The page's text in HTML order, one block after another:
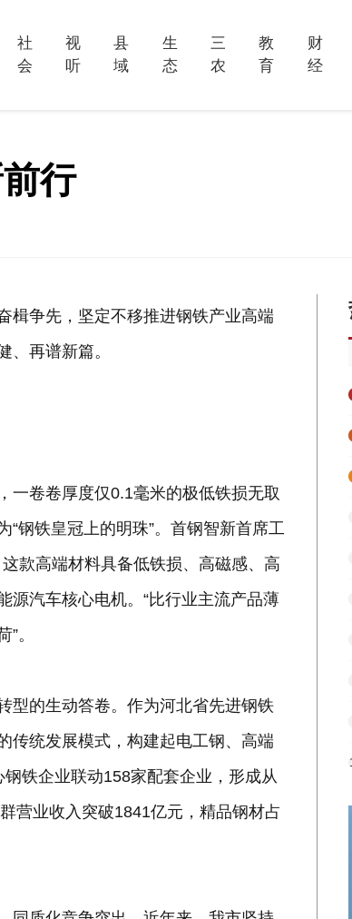
社
会
视
听
县
域
生
态
三
农
教
育
财
经
行
楫争先，坚定不移推进钢铁产业高端
、再谱新篇。
一卷卷厚度仅0.1毫米的极低铁损无取
钢铁皇冠上的明珠”。首钢智新首席工
款高端材料具备低铁损、高磁感、高
源汽车核心电机。“比行业主流产品薄
。
型的生动答卷。作为河北省先进钢铁
传统发展模式，构建起电工钢、高端
铁企业联动158家配套企业，形成从
营业收入突破1841亿元，精品钢材占